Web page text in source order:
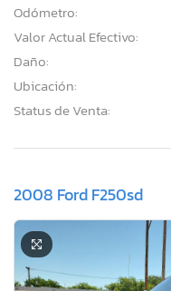
Odómetro:
Valor Actual Efectivo:
Daño:
Ubicación:
Status de Venta:
2008 Ford F250sd